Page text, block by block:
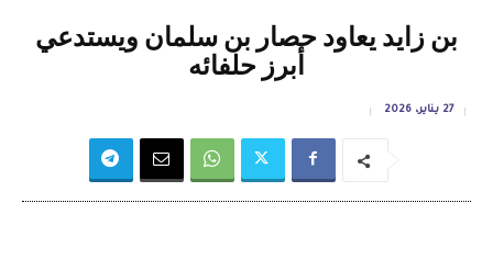
بن زايد يعاود حصار بن سلمان ويستدعي
أبرز حلفائه
27 يناير، 2026